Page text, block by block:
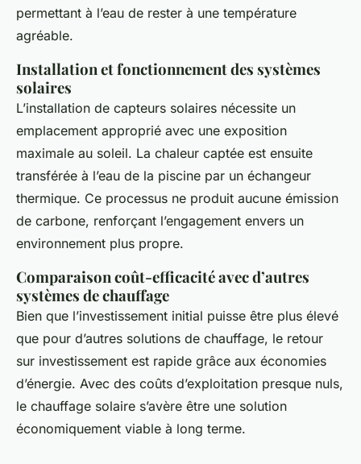
permettant à l’eau de rester à une température
agréable.
Installation et fonctionnement des systèmes
solaires
L’installation de capteurs solaires nécessite un
emplacement approprié avec une exposition
maximale au soleil. La chaleur captée est ensuite
transférée à l’eau de la piscine par un échangeur
thermique. Ce processus ne produit aucune émission
de carbone, renforçant l’engagement envers un
environnement plus propre.
Comparaison coût-efficacité avec d’autres
systèmes de chauffage
Bien que l’investissement initial puisse être plus élevé
que pour d’autres solutions de chauffage, le retour
sur investissement est rapide grâce aux économies
d’énergie. Avec des coûts d’exploitation presque nuls,
le chauffage solaire s’avère être une solution
économiquement viable à long terme.